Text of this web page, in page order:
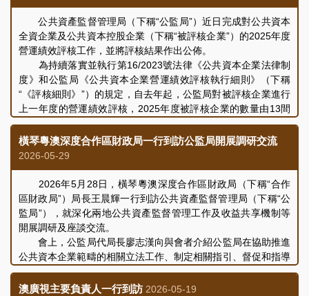
進展，表示澳管公司作為“政府引導基金”管理實體，目前正積極
構建規劃與內部制度建設，並將致力推進引導基金有序落實推動
產業升級、支持科技成果轉化及初創科技企業發展的政策目標。
雙方就制度建設、未來業務發展、持續完善企業治理等議題
進行了充分交流和討論，會議取得良好成效。
公共資產監督管理局（下稱“公監局”）近日完成對公共資本
全資企業及公共資本控股企業（下稱“被評核企業”）的2025年度
營運績效評核工作，並將評核結果作出公佈。
為持續落實並執行第16/2023號法律《公共資本企業法律制
度》和公監局《公共資本企業營運績效評核執行細則》（下稱
“《評核細則》”）的規定，自去年起，公監局對被評核企業進行
上一年度的營運績效評核，2025年度被評核企業的數量由13間
增至16間。基於各被評核企業所設立的宗旨、目標、所營事業性
質及業務類型上存在客觀差異，公監局按企業分類機制及標準，
充分考量各企業的實際情況，將企業劃分為“商業產業類”和“社會
核指標，針對性地體現對每間企業在經濟及社會效益、內部治理
及管理、社會責任、推進重點項目及改革創新等方面的評核要
求。
公監局表示，從整體情況來看，2025年度各被評核企業的
營運基本保持平穩，在公共事業保障、民生服務、重點項目建設
等方面持續推進及履行相關責任，而部分企業在成本控制、預算
執行及服務效率方面仍有提升空間，公監局將持續關注各被評核
企業的營運狀況，督促企業針對評核中反映的不足落實改善措
橫琴粵澳深度合作區財政局一行到訪公監局開展調研交流
2026-05-29
2026年5月28日，橫琴粵澳深度合作區財政局（下稱“合作
區財政局”）局長王晨輝一行到訪公共資產監督管理局（下稱“公
監局”），就深化兩地公共資產監督管理工作及收益共享機制等
開展調研及座談交流。
會上，公監局代局長廖志漢向與會者介紹公監局在協助推進
公共資本企業範疇的相關立法工作、制定相關指引、督促和指導
公共資本企業建立內部治理及監管制度、完善治理結構、開展營
運績效評核等方面工作，同時闡述了在統籌協調公共部門及實體
澳廣視主要負責人一行到訪 2026-05-19